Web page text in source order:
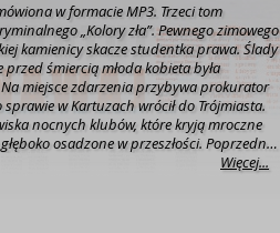
w formacie MP3. Trzeci tom
„Kolory zła”. Pewnego zimowego
kamienicy skacze studentka prawa. Ślady
przed śmiercią młoda kobieta była
miejsce zdarzenia przybywa prokurator
w Kartuzach wrócił do Trójmiasta.
nocnych klubów, które kryją mroczne
osadzone w przeszłości. Poprzedni
Więcej...